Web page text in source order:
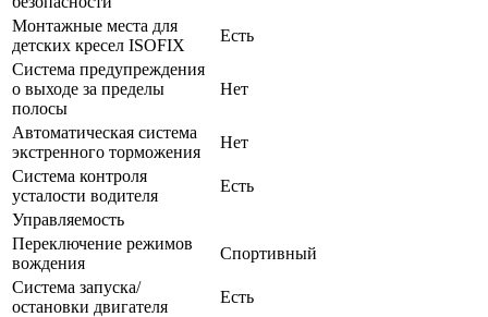
Монтажные места для
детских кресел ISOFIX
Есть
Система предупреждения
о выходе за пределы
полосы
Нет
Автоматическая система
экстренного торможения
Нет
Система контроля
усталости водителя
Есть
Управляемость
Переключение режимов
вождения
Спортивный
Система запуска/
остановки двигателя
Есть